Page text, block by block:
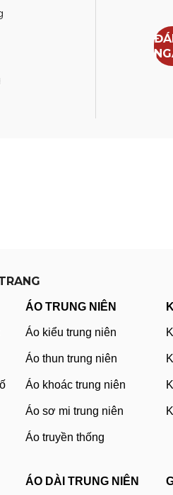
ÁO TRUNG NIÊN
Áo kiểu trung niên
Áo thun trung niên
Áo khoác trung niên
Áo sơ mi trung niên
Áo truyền thống
ÁO DÀI TRUNG NIÊN